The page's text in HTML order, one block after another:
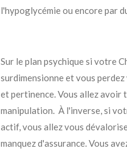
l'hypoglycémie ou encore par
Sur le plan psychique si votre
surdimensionne et vous
et pertinence. Vous allez avoir
manipulation. À l'inverse, si
actif, vous allez vous
manquez d'assurance. Vous